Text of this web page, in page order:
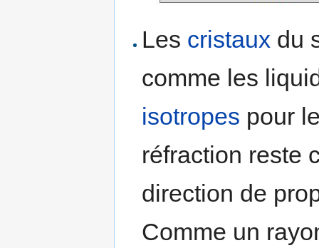
Les cristaux du
comme les
isotropes pour
réfraction reste
direction de
Comme un